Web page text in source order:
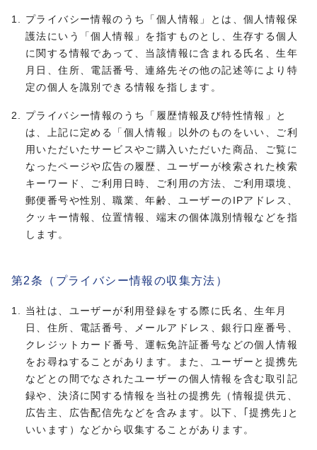
プライバシー情報のうち「個人情報」とは、個人情報保
護法にいう「個人情報」を指すものとし、生存する個人
に関する情報であって、当該情報に含まれる氏名、生年
月日、住所、電話番号、連絡先その他の記述等により特
定の個人を識別できる情報を指します。
プライバシー情報のうち「履歴情報及び特性情報」と
は、上記に定める「個人情報」以外のものをいい、ご利
用いただいたサービスやご購入いただいた商品、ご覧に
なったページや広告の履歴、ユーザーが検索された検索
キーワード、ご利用日時、ご利用の方法、ご利用環境、
郵便番号や性別、職業、年齢、ユーザーのIPアドレス、
クッキー情報、位置情報、端末の個体識別情報などを指
します。
第2条（プライバシー情報の収集方法）
当社は、ユーザーが利用登録をする際に氏名、生年月
日、住所、電話番号、メールアドレス、銀行口座番号、
クレジットカード番号、運転免許証番号などの個人情報
をお尋ねすることがあります。また、ユーザーと提携先
などとの間でなされたユーザーの個人情報を含む取引記
録や、決済に関する情報を当社の提携先（情報提供元、
広告主、広告配信先などを含みます。以下、｢提携先｣と
いいます）などから収集することがあります。